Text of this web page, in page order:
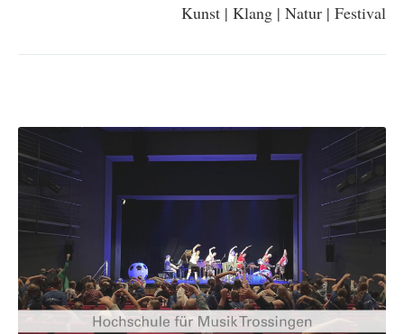
Kunst | Klang | Natur | Festival